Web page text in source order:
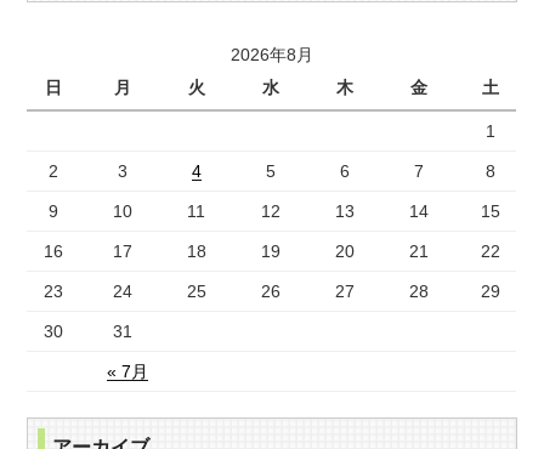
2026年8月
日
月 火 水 木 金 土
« 7月
1
2 3 4 5 6 7 8
9 10 11 12 13 14 15
16 17 18 19 20 21 22
23 24 25 26 27 28 29
30 31